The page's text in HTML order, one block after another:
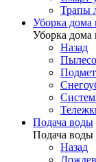
Трапы
Уборка дома
Уборка дома
Назад
Подача воды
Подача воды
Назад